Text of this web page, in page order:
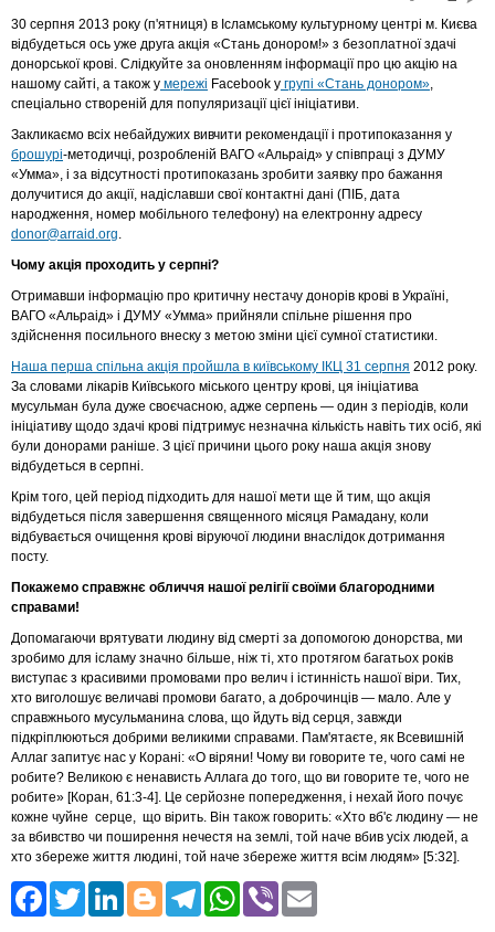
30 серпня 2013 року (п'ятниця) в Ісламському культурному центрі м. Києва
відбудеться ось уже друга акція «Стань донором!» з безоплатної здачі
донорської крові. Слідкуйте за оновленням інформації про цю акцію на
нашому сайті, а також у мережі Facebook у групі «Стань донором»,
спеціально створеній для популяризації цієї ініціативи.
Закликаємо всіх небайдужих вивчити рекомендації і протипоказання у
брошурі-методичці, розробленій ВАГО «Альраід» у співпраці з ДУМУ
«Умма», і за відсутності протипоказань зробити заявку про бажання
долучитися до акції, надіславши свої контактні дані (ПІБ, дата
народження, номер мобільного телефону) на електронну адресу
donor@arraid.org.
Чому акція проходить у серпні?
Отримавши інформацію про критичну нестачу донорів крові в Україні,
ВАГО «Альраід» і ДУМУ «Умма» прийняли спільне рішення про
здійснення посильного внеску з метою зміни цієї сумної статистики.
Наша перша спільна акція пройшла в київському ІКЦ 31 серпня 2012 року.
За словами лікарів Київського міського центру крові, ця ініціатива
мусульман була дуже своєчасною, адже серпень — один з періодів, коли
ініціативу щодо здачі крові підтримує незначна кількість навіть тих осіб, які
були донорами раніше. З цієї причини цього року наша акція знову
відбудеться в серпні.
Крім того, цей період підходить для нашої мети ще й тим, що акція
відбудеться після завершення священного місяця Рамадану, коли
відбувається очищення крові віруючої людини внаслідок дотримання
посту.
Покажемо справжнє обличчя нашої релігії своїми благородними
справами!
Допомагаючи врятувати людину від смерті за допомогою донорства, ми
зробимо для ісламу значно більше, ніж ті, хто протягом багатьох років
виступає з красивими промовами про велич і істинність нашої віри. Тих,
хто виголошує величаві промови багато, а доброчинців — мало. Але у
справжнього мусульманина слова, що йдуть від серця, завжди
підкріплюються добрими великими справами. Пам'ятаєте, як Всевишній
Аллаг запитує нас у Корані: «О віряни! Чому ви говорите те, чого самі не
робите? Великою є ненависть Аллага до того, що ви говорите те, чого не
робите» [Коран, 61:3-4]. Це серйозне попередження, і нехай його почує
кожне чуйне серце, що вірить. Він також говорить: «Хто вб'є людину — не
за вбивство чи поширення нечестя на землі, той наче вбив усіх людей, а
хто збереже життя людині, той наче збереже життя всім людям» [5:32].
Facebook
Twitter
LinkedIn
Blogger
Telegram
WhatsApp
Viber